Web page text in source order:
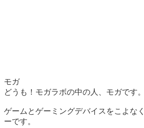
モガ
どうも！モガラボの中の人、モガです。
ゲームとゲーミングデバイスをこよな
ーです。